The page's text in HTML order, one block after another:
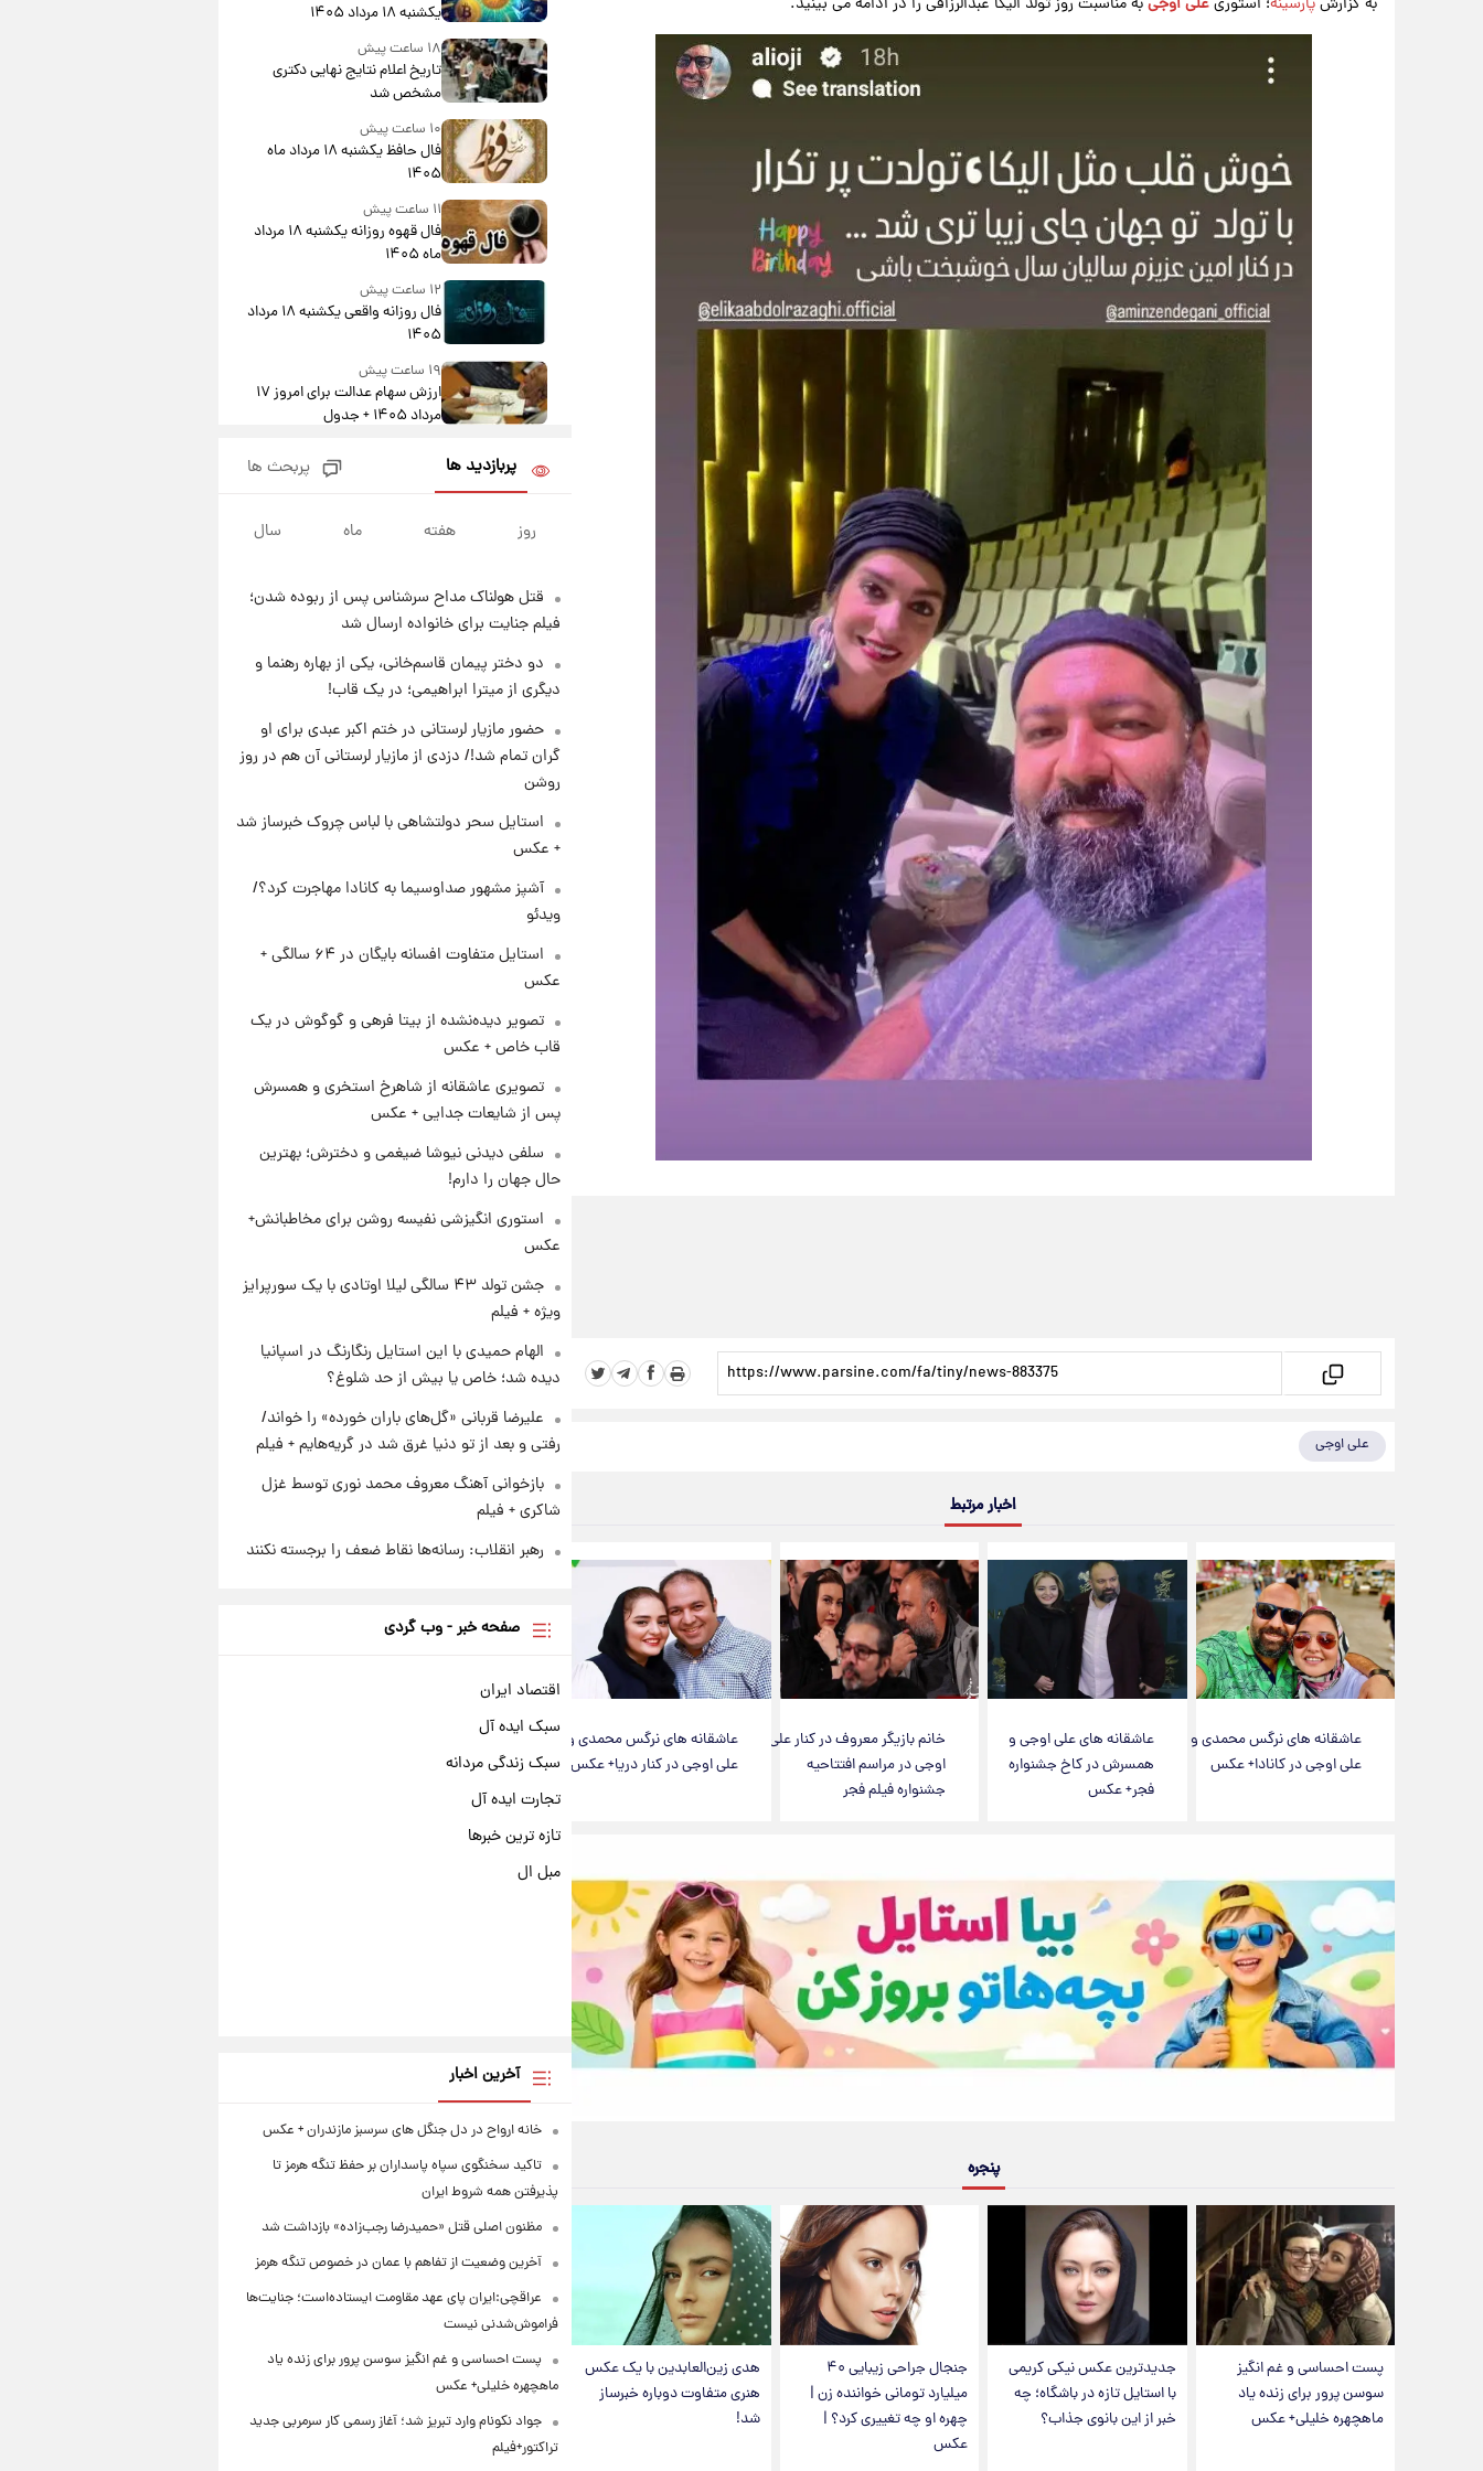
علی اوجی
اخبار مرتبط
عاشقانه های نرگس محمدی و
علی اوجی در کانادا+ عکس
عاشقانه های علی اوجی و
همسرش در کاخ جشنواره
فجر+ عکس
خانم بازیگر معروف در کنار علی
اوجی در مراسم افتتاحیه
جشنواره فیلم فجر
عاشقانه های نرگس محمدی و
علی اوجی در کنار دریا+ عکس
پنجره
پست احساسی و غم انگیز
سوسن پرور برای زنده یاد
ماهچهره خلیلی+ عکس
جدیدترین عکس نیکی کریمی
با استایل تازه در باشگاه؛ چه
خبر از این بانوی جذاب؟
جنجال جراحی زیبایی ۴۰
میلیارد تومانی خواننده زن |
چهره او چه تغییری کرد؟ |
عکس
هدی زین‌العابدین با یک عکس
هنری متفاوت دوباره خبرساز
شد!
یکشنبه ۱۸ مرداد ۱۴۰۵
۱۸ ساعت پیش
تاریخ اعلام نتایج نهایی دکتری
مشخص شد
۱۰ ساعت پیش
فال حافظ یکشنبه ۱۸ مرداد ماه
۱۴۰۵
۱۱ ساعت پیش
فال قهوه روزانه یکشنبه ۱۸ مرداد
ماه ۱۴۰۵
۱۲ ساعت پیش
فال روزانه واقعی یکشنبه ۱۸ مرداد
۱۴۰۵
۱۹ ساعت پیش
ارزش سهام عدالت برای امروز ۱۷
مرداد ۱۴۰۵ + جدول
لیونل مسی عزادار شد! + جزئیات
۲۳ ساعت پیش
آمریکا + فیلم
۱ روز پیش
برای اولین بار؛ انتشار تصاویری از
رهبر جدید انقلاب/ویدیو
۱ روز پیش
خاتمی/ویدیو
پربازدید ها پربحث ها
روز هفته ماه سال
قتل هولناک مداح سرشناس پس از ربوده شدن؛
فیلم جنایت برای خانواده ارسال شد
دو دختر پیمان قاسم‌خانی، یکی از بهاره رهنما و
دیگری از میترا ابراهیمی؛ در یک قاب!
حضور مازیار لرستانی در ختم اکبر عبدی برای او
گران تمام شد!/ دزدی از مازیار لرستانی آن هم در روز
روشن
استایل سحر دولتشاهی با لباس چروک خبرساز شد
+ عکس
آشپز مشهور صداوسیما به کانادا مهاجرت کرد؟/
ویدئو
استایل متفاوت افسانه بایگان در ۶۴ سالگی +
عکس
تصویر دیده‌نشده از بیتا فرهی و گوگوش در یک
قاب خاص + عکس
تصویری عاشقانه از شاهرخ استخری و همسرش
پس از شایعات جدایی + عکس
سلفی دیدنی نیوشا ضیغمی و دخترش؛ بهترین
حال جهان را دارم!
استوری انگیزشی نفیسه روشن برای مخاطبانش+
عکس
جشن تولد ۴۳ سالگی لیلا اوتادی با یک سورپرایز
ویژه + فیلم
الهام حمیدی با این استایل رنگارنگ در اسپانیا
دیده شد؛ خاص یا بیش از حد شلوغ؟
علیرضا قربانی «گل‌های باران خورده» را خواند/
رفتی و بعد از تو دنیا غرق شد در گریه‌هایم + فیلم
بازخوانی آهنگ معروف محمد نوری توسط غزل
شاکری + فیلم
رهبر انقلاب: رسانه‌ها نقاط ضعف را برجسته نکنند
صفحه خبر - وب گردی
اقتصاد ایران
سبک ایده آل
سبک زندگی مردانه
تجارت ایده آل
تازه ترین خبرها
مبل ال
آخرین اخبار
خانه ارواح در دل جنگل های سرسبز مازندران + عکس
تاکید سخنگوی سپاه پاسداران بر حفظ تنگه هرمز تا
پذیرفتن همه شروط ایران
مظنون اصلی قتل «حمیدرضا رجب‌زاده» بازداشت شد
آخرین وضعیت از تفاهم با عمان در خصوص تنگه هرمز
عراقچی:ایران پای عهد مقاومت ایستاده‌است؛ جنایت‌ها
فراموش‌شدنی نیست
پست احساسی و غم انگیز سوسن پرور برای زنده یاد
ماهچهره خلیلی+ عکس
جواد نکونام وارد تبریز شد؛ آغاز رسمی کار سرمربی جدید
تراکتور+فیلم